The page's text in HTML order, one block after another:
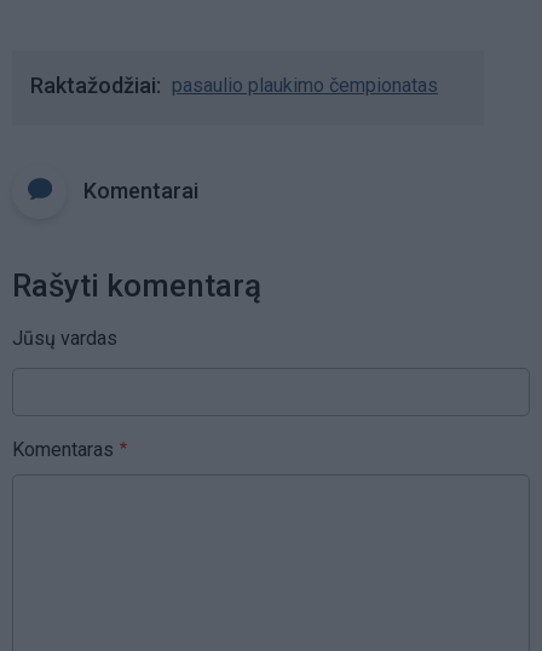
Raktažodžiai pasaulio plaukimo čempionatas
Komentarai
Rašyti komentarą
Jūsų vardas
Komentaras